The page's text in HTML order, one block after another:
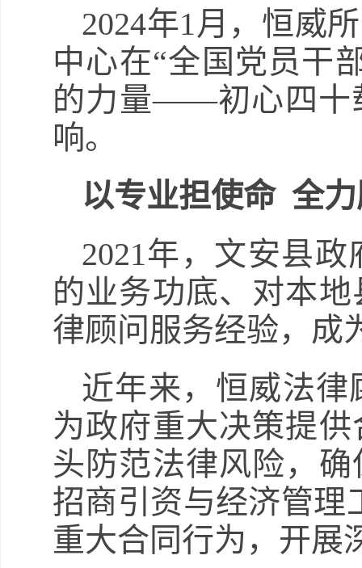
2024年1月，恒威
中心在“全国党员干
的力量——初心四十
响。
以专业担使命 全
2021年，文安县
的业务功底、对本
律顾问服务经验，成
近年来，恒威法
为政府重大决策提
头防范法律风险，
招商引资与经济管理
重大合同行为，开展